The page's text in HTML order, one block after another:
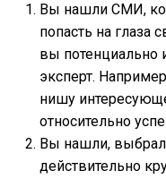
Вы нашли СМИ,
попасть на глаза
вы потенциально
эксперт.
нишу
относительно
Вы нашли,
действительно